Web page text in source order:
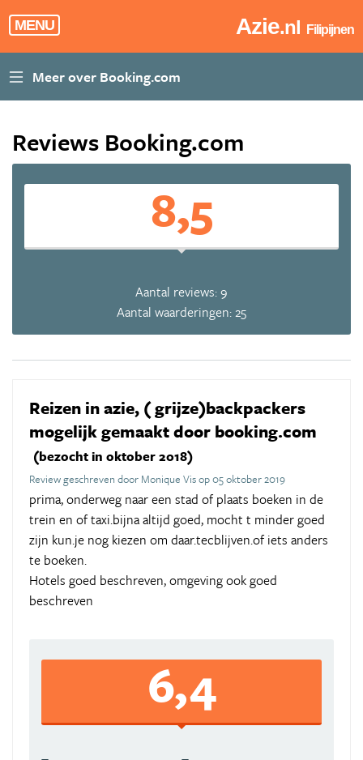
MENU Azie.nl Filipijnen
Reviews Booking.com
8,5
Aantal reviews: 9
Aantal waarderingen: 25
Reizen in azie, ( grijze)backpackers
mogelijk gemaakt door booking.com
(bezocht in oktober 2018)
Review geschreven door Monique Vis op 05 oktober 2019
prima, onderweg naar een stad of plaats boeken in de
trein en of taxi.bijna altijd goed, mocht t minder goed
zijn kun.je nog kiezen om daar.tecblijven.of iets anders
te boeken.
Hotels goed beschreven, omgeving ook goed
beschreven
6,4